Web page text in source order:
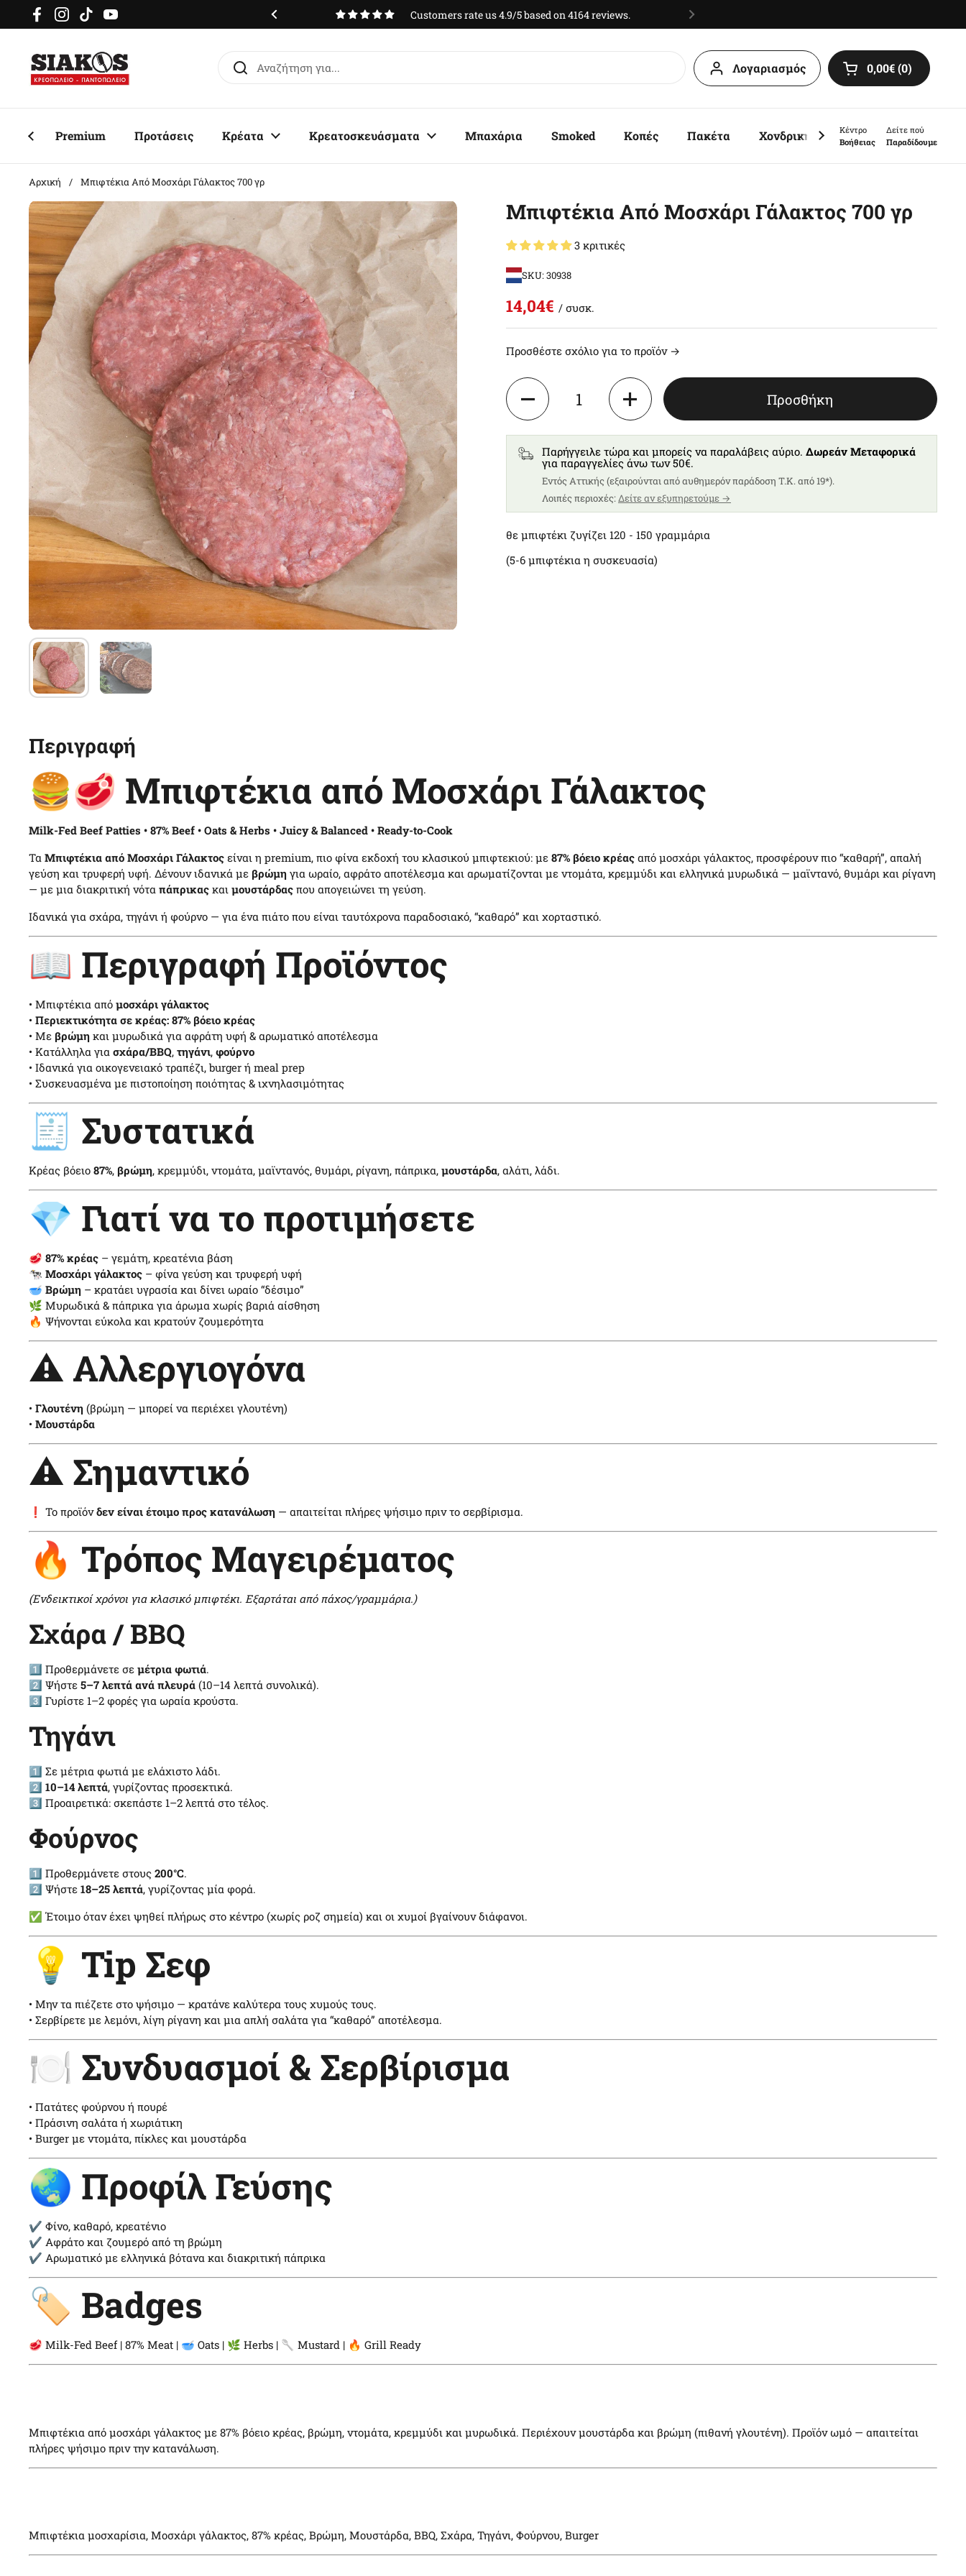
Μετάβαση στο περιεχόμενο
FacebookInstagram
TikTokYouTube
delivery σε όλη την Αττική Customers rate us 4.9/5 based on 4164 reviews.
Λογαριασμός Άνοιγμα
0,00€ 0
Premium Προτάσεις Κρέατα Κρεατοσκευάσματα Μπαχάρια Smoked Κοπές Πακέτα Χονδρική Sales
Κέντρο
Βοήθειας
Δείτε πού
Παραδίδουμε
Αρχική / Μπιφτέκια Από Μοσχάρι Γάλακτος 700 γρ
Μπιφτέκια Από Μοσχάρι Γάλακτος 700 γρ
3 κριτικές
SKU: 30938
14,04€ / συσκ.
Προσθέστε σχόλιο για το προϊόν →
Ποσότητα
Προσθήκη
Παρήγγειλε τώρα και μπορείς να παραλάβεις αύριο. Δωρεάν Μεταφορικά
για παραγγελίες άνω των 50€.
Eντός Αττικής (εξαιρούνται από αυθημερόν παράδοση T.K. από 19*).
Λοιπές περιοχές:Δείτε αν εξυπηρετούμε →
θε μπιφτέκι ζυγίζει 120 - 150 γραμμάρια
(5-6 μπιφτέκια η συσκευασία)
Περιγραφή
🍔🥩 Μπιφτέκια από Μοσχάρι Γάλακτος
Milk-Fed Beef Patties • 87% Beef • Oats & Herbs • Juicy & Balanced • Ready-to-Cook
Τα Μπιφτέκια από Μοσχάρι Γάλακτος είναι η premium, πιο φίνα εκδοχή του κλασικού μπιφτεκιού: με 87% βόειο κρέας από μοσχάρι γάλακτος, προσφέρουν πιο “καθαρή”, απαλή
γεύση και τρυφερή υφή. Δένουν ιδανικά με βρώμη για ωραίο, αφράτο αποτέλεσμα και αρωματίζονται με ντομάτα, κρεμμύδι και ελληνικά μυρωδικά — μαϊντανό, θυμάρι και ρίγανη
— με μια διακριτική νότα πάπρικας και μουστάρδας που απογειώνει τη γεύση.
Ιδανικά για σχάρα, τηγάνι ή φούρνο — για ένα πιάτο που είναι ταυτόχρονα παραδοσιακό, “καθαρό” και χορταστικό.
📖 Περιγραφή Προϊόντος
• Μπιφτέκια από μοσχάρι γάλακτος
• Περιεκτικότητα σε κρέας: 87% βόειο κρέας
• Με βρώμη και μυρωδικά για αφράτη υφή & αρωματικό αποτέλεσμα
• Κατάλληλα για σχάρα/BBQ, τηγάνι, φούρνο
• Ιδανικά για οικογενειακό τραπέζι, burger ή meal prep
• Συσκευασμένα με πιστοποίηση ποιότητας & ιχνηλασιμότητας
🧾 Συστατικά
Κρέας βόειο 87%, βρώμη, κρεμμύδι, ντομάτα, μαϊντανός, θυμάρι, ρίγανη, πάπρικα, μουστάρδα, αλάτι, λάδι.
💎 Γιατί να το προτιμήσετε
🥩 87% κρέας – γεμάτη, κρεατένια βάση
🐄 Μοσχάρι γάλακτος – φίνα γεύση και τρυφερή υφή
🥣 Βρώμη – κρατάει υγρασία και δίνει ωραίο “δέσιμο”
🌿 Μυρωδικά & πάπρικα για άρωμα χωρίς βαριά αίσθηση
🔥 Ψήνονται εύκολα και κρατούν ζουμερότητα
⚠️ Αλλεργιογόνα
• Γλουτένη (βρώμη — μπορεί να περιέχει γλουτένη)
• Μουστάρδα
⚠️ Σημαντικό
❗ Το προϊόνδεν είναι έτοιμο προς κατανάλωση — απαιτείται πλήρες ψήσιμο πριν το σερβίρισμα.
🔥 Τρόπος Μαγειρέματος
(Ενδεικτικοί χρόνοι για κλασικό μπιφτέκι. Εξαρτάται από πάχος/γραμμάρια.)
Σχάρα / BBQ
1️⃣ Προθερμάνετε σε μέτρια φωτιά.
2️⃣ Ψήστε 5–7 λεπτά ανά πλευρά (10–14 λεπτά συνολικά).
3️⃣ Γυρίστε 1–2 φορές για ωραία κρούστα.
Τηγάνι
1️⃣ Σε μέτρια φωτιά με ελάχιστο λάδι.
2️⃣ 10–14 λεπτά, γυρίζοντας προσεκτικά.
3️⃣ Προαιρετικά: σκεπάστε 1–2 λεπτά στο τέλος.
Φούρνος
1️⃣ Προθερμάνετε στους 200°C.
2️⃣ Ψήστε 18–25 λεπτά, γυρίζοντας μία φορά.
✅ Έτοιμο όταν έχει ψηθεί πλήρως στο κέντρο (χωρίς ροζ σημεία) και οι χυμοί βγαίνουν διάφανοι.
💡 Tip Σεφ
• Μην τα πιέζετε στο ψήσιμο — κρατάνε καλύτερα τους χυμούς τους.
• Σερβίρετε με λεμόνι, λίγη ρίγανη και μια απλή σαλάτα για “καθαρό” αποτέλεσμα.
🍽️ Συνδυασμοί & Σερβίρισμα
• Πατάτες φούρνου ή πουρέ
• Πράσινη σαλάτα ή χωριάτικη
• Burger με ντομάτα, πίκλες και μουστάρδα
🌏 Προφίλ Γεύσης
✔ Φίνο, καθαρό, κρεατένιο
✔ Αφράτο και ζουμερό από τη βρώμη
✔ Αρωματικό με ελληνικά βότανα και διακριτική πάπρικα
🏷️ Badges
🥩 Milk-Fed Beef | 87% Meat | 🥣 Oats | 🌿 Herbs | 🥄 Mustard | 🔥 Grill Ready
Μπιφτέκια από μοσχάρι γάλακτος με 87% βόειο κρέας, βρώμη, ντομάτα, κρεμμύδι και μυρωδικά. Περιέχουν μουστάρδα και βρώμη (πιθανή γλουτένη). Προϊόν ωμό — απαιτείται
πλήρες ψήσιμο πριν την κατανάλωση.
Μπιφτέκια μοσχαρίσια, Μοσχάρι γάλακτος, 87% κρέας, Βρώμη, Μουστάρδα, BBQ, Σχάρα, Τηγάνι, Φούρνου, Burger